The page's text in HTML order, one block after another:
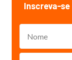
Inscreva-se